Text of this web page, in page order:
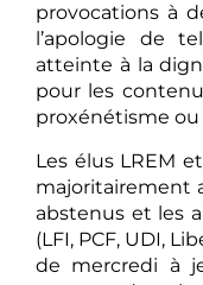
provocations à
l’apologie de
atteinte à la
pour les
proxénétisme
Les élus LREM
majoritairement
abstenus et les
(LFI, PCF, UDI,
de mercredi à